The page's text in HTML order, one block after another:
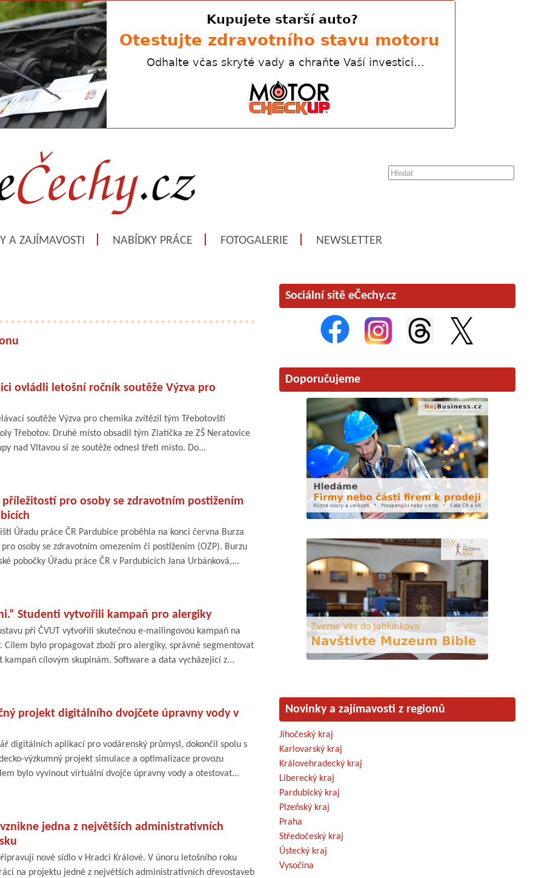
A ZAJÍMAVOSTI NABÍDKY PRÁCE FOTOGALERIE NEWSLETTER
ovládli letošní ročník soutěže Výzva pro
soutěže Výzva pro chemika zvítězil tým Třebotovští
Třebotov. Druhé místo obsadil tým Zlatíčka ze ZŠ Neratovice
nad Vltavou si ze soutěže odnesl třetí místo. Do...
příležitostí pro osoby se zdravotním postižením
Úřadu práce ČR Pardubice proběhla na konci června Burza
osoby se zdravotním omezením či postižením (OZP). Burzu
pobočky Úřadu práce ČR v Pardubicích Jana Urbánková,...
Studenti vytvořili kampaň pro alergiky
při ČVUT vytvořili skutečnou e-mailingovou kampaň na
Cílem bylo propagovat zboží pro alergiky, správně segmentovat
kampaň cílovým skupinám. Software a data vycházející z...
projekt digitálního dvojčete úpravny vody v
digitálních aplikací pro vodárenský průmysl, dokončil spolu s
výzkumný projekt simulace a optimalizace provozu
bylo vyvinout virtuální dvojče úpravny vody a otestovat...
jedna z největších administrativních
nové sídlo v Hradci Králové. V únoru letošního roku
na projektu jedné z největších administrativních dřevostaveb
Sociální sítě eČechy.cz
Doporučujeme
Novinky a zajímavosti z regionů
Jihočeský kraj
Karlovarský kraj
Královehradecký kraj
Liberecký kraj
Pardubický kraj
Plzeňský kraj
Praha
Středočeský kraj
Ústecký kraj
Vysočina